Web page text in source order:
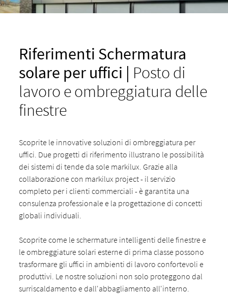
Riferimenti Schermatura
solare per uffici | Posto di
lavoro e ombreggiatura delle
finestre
Scoprite le innovative soluzioni di ombreggiatura per
uffici. Due progetti di riferimento illustrano le possibilità
dei sistemi di tende da sole markilux. Grazie alla
collaborazione con markilux project - il servizio
completo per i clienti commerciali - è garantita una
consulenza professionale e la progettazione di concetti
globali individuali.
Scoprite come le schermature intelligenti delle finestre e
le ombreggiature solari esterne di prima classe possono
trasformare gli uffici in ambienti di lavoro confortevoli e
produttivi. Le nostre soluzioni non solo proteggono dal
surriscaldamento e dall'abbagliamento all'interno.